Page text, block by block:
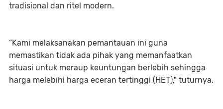
tradisional dan ritel modern.
“Kami melaksanakan pemantauan ini guna
memastikan tidak ada pihak yang memanfaatkan
situasi untuk meraup keuntungan berlebih sehingga
harga melebihi harga eceran tertinggi (HET)," tuturnya.